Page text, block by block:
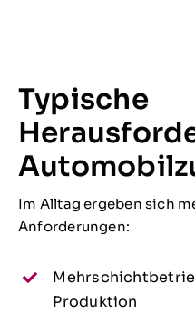
Typische
Im Alltag ergeben sich
Anforderungen:
Produktion